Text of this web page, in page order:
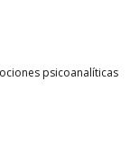
psicoanalíticas